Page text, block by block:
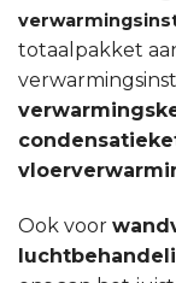
totaalpakket
Ook voor